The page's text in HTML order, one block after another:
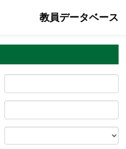
教員データベース